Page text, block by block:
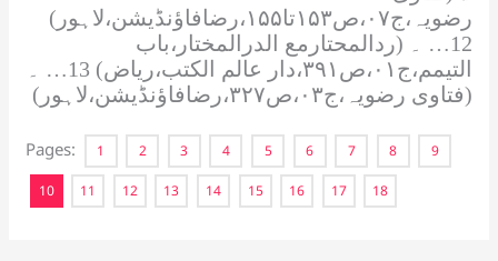
رضویہ،ج۰۷،ص۱۵۳تا۱۵۵،رضافاؤنڈیشن،لاہور)
12… ۔ (ردالمحتارمع الدرالمختار،باب
التیمم،ج۰۱،ص۳۹۱،دار عالم الکتب،ریاض) 13… ۔
(فتاوی رضویہ،ج۰۳،ص۳۲۷،رضافاؤنڈیشن،لاہور)
Pages: 1 2 3 4 5 6 7 8 9
10 11 12 13 14 15 16 17 18